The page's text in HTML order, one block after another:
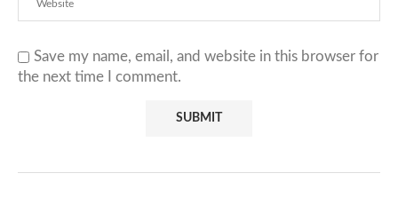
Save my name, email, and website in this browser for
the next time I comment.